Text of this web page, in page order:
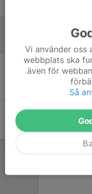
Inför match
Vi använder
webbplats ska
även för
Så